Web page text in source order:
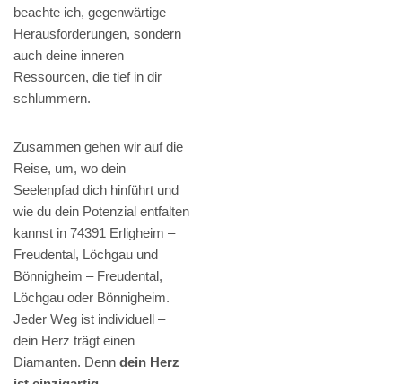
beachte ich, gegenwärtige
Herausforderungen, sondern
auch deine inneren
Ressourcen, die tief in dir
schlummern.
Zusammen gehen wir auf die
Reise, um, wo dein
Seelenpfad dich hinführt und
wie du dein Potenzial entfalten
kannst in 74391 Erligheim –
Freudental, Löchgau und
Bönnigheim – Freudental,
Löchgau oder Bönnigheim.
Jeder Weg ist individuell –
dein Herz trägt einen
Diamanten. Denn dein Herz